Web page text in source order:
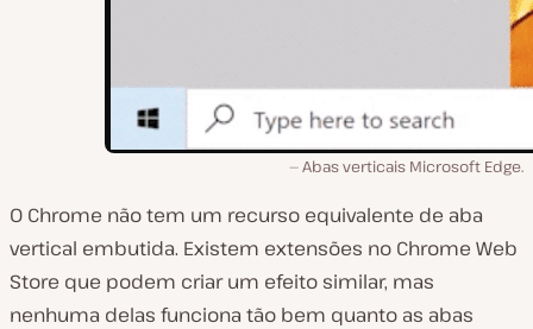
Abas verticais Microsoft Edge.
O Chrome não tem um recurso equivalente de aba
vertical embutida. Existem extensões no Chrome Web
Store que podem criar um efeito similar, mas
nenhuma delas funciona tão bem quanto as abas